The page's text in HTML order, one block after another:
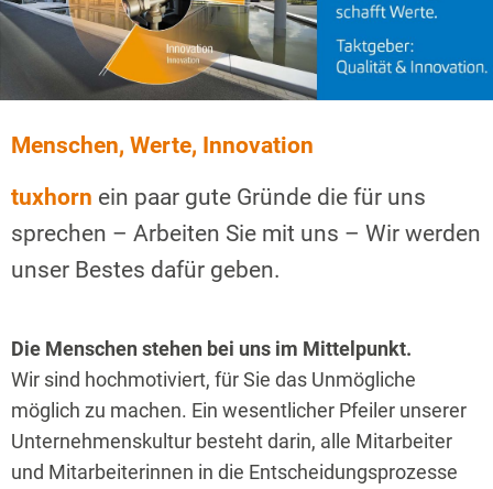
Menschen, Werte, Innovation
tuxhorn ein paar gute Gründe die für uns
sprechen – Arbeiten Sie mit uns – Wir werden
unser Bestes dafür geben.
Die Menschen stehen bei uns im Mittelpunkt.
Wir sind hochmotiviert, für Sie das Unmögliche
möglich zu machen. Ein wesentlicher Pfeiler unserer
Unternehmenskultur besteht darin, alle Mitarbeiter
und Mitarbeiterinnen in die Entscheidungsprozesse